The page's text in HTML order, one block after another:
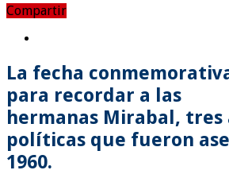
Compartir
La fecha
para recordar a las
hermanas Mirabal, tres
políticas que fueron
1960.